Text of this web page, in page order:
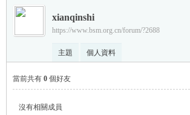
›
xianqinshi
https://www.bsm.org.cn/forum/?2688
主題 個人資料
當前共有 0 個好友
沒有相關成員